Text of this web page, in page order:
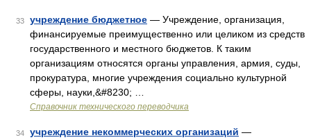
33 учреждение бюджетное — Учреждение, организация,
финансируемые преимущественно или целиком из средств
государственного и местного бюджетов. К таким
организациям относятся органы управления, армия, суды,
прокуратура, многие учреждения социально культурной
сферы, науки,&#8230; …
Справочник технического переводчика
34 учреждение некоммерческих организаций —